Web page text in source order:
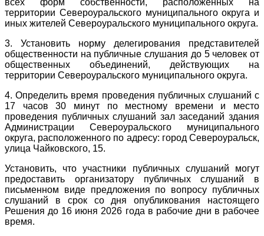
всех форм собственности, расположенных на
территории Североуральского муниципального округа и
иных жителей Североуральского муниципального округа.
3. Установить норму делегирования представителей
общественности на публичные слушания до 5 человек от
общественных объединений, действующих на
территории Североуральского муниципального округа.
4. Определить время проведения публичных слушаний с
17 часов 30 минут по местному времени и место
проведения публичных слушаний зал заседаний здания
Администрации Североуральского муниципального
округа, расположенного по адресу: город Североуральск,
улица Чайковского, 15.
Установить, что участники публичных слушаний могут
предоставить организатору публичных слушаний в
письменном виде предложения по вопросу публичных
слушаний в срок со дня опубликования настоящего
Решения до 16 июня 2026 года в рабочие дни в рабочее
время.